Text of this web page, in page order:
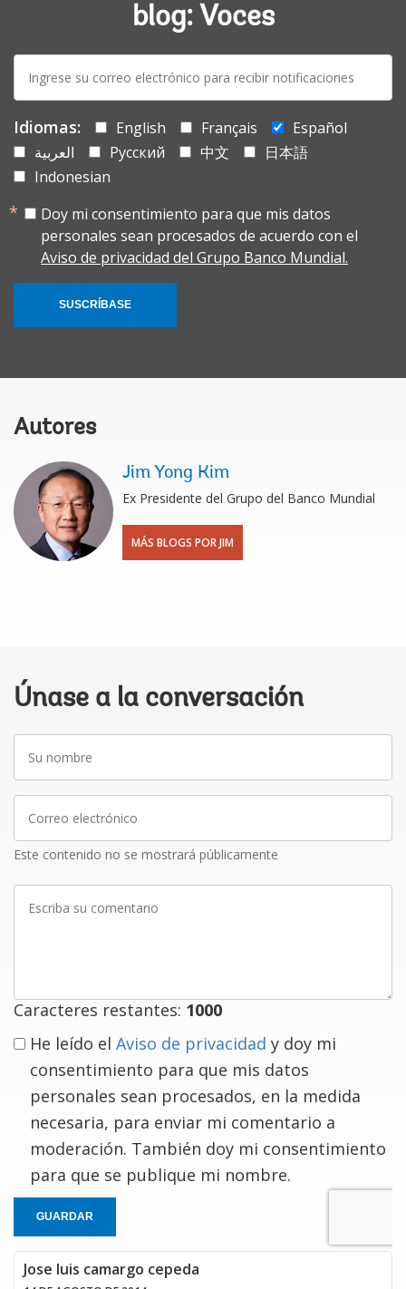
blog: Voces
E-
mail:
Idiomas: English Français
Español
العربية
Русский 中文
日本語
Indonesian
Doy mi consentimiento para que mis datos
personales sean procesados de acuerdo con el
Aviso de privacidad del Grupo Banco Mundial.
SUSCRÍBASE
Autores
Jim Yong Kim
Ex Presidente del Grupo del Banco Mundial
MÁS BLOGS POR JIM
Únase a la conversación
Su
nombre
Correo
electrónico
Este contenido no se mostrará públicamente
Escriba
Caracteres restantes: 1000
He leído el Aviso de privacidad y doy mi
consentimiento para que mis datos
personales sean procesados, en la medida
necesaria, para enviar mi comentario a
moderación. También doy mi consentimiento
para que se publique mi nombre.
GUARDAR
Jose luis camargo cepeda